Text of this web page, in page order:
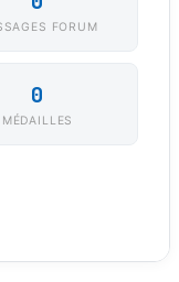
FORUM
0
MÉDAILLES